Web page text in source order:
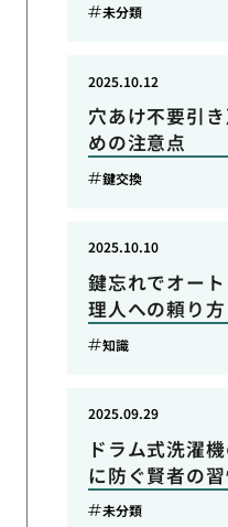
未分類
穴あけ不要引
めの注意点
2025.10.12
鍵交換
鍵忘れでオー
理人への頼り方
2025.10.10
知識
ドラム式洗濯
に防ぐ賢者の
2025.09.29
未分類